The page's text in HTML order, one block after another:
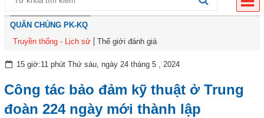
QUÂN CHỦNG PK-KQ
Truyền thống - Lịch sử
Thế giới đánh giá
15 giờ:11 phút Thứ sáu, ngày 24 tháng 5 , 2024
Công tác bảo đảm kỹ thuật ở Trung
đoàn 224 ngày mới thành lập